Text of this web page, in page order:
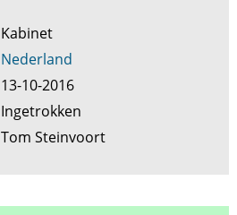
Kabinet
Nederland
13-10-2016
Ingetrokken
Tom Steinvoort